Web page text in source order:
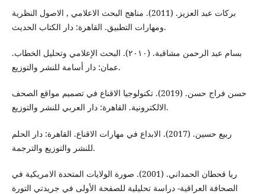
بركات عبد العزيز. (2011). مناهج البحث الاعلامي , الاصول النظرية
ومهارات التطبيق. القاهرة: دار الكتاب الحديث.
بسام عبد الرحمن مشاقبة. (۲۰۱۰). البحث الإعلامي وتحليل الخطاب.
عمان: دار أسامة للنشر والتوزيع.
حسن فراج حسن. (2019). تكنولوجيا الاقناع في تصميم مواقع الصحف
الالكترونية. القاهرة: دار العربي للنشر والتوزيع.
ربيع حسين. (2017). الابداع في مهارات الاقناع. القاهرة: دار الحلم
للنشر والتوزيع والترجمة.
ريا قحطان الحمداني. (2001). صورة الولايات المتحدة الامريكية في
الصحافة العراقية- دراسة تحليلية للصفحة الأولى في جريدتي التورة